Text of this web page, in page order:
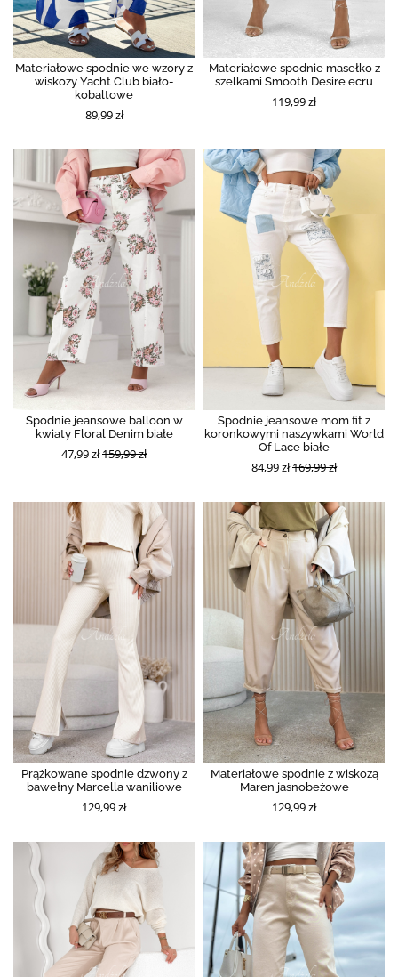
Materiałowe spodnie we wzory z
wiskozy Yacht Club biało-
kobaltowe
89,99 zł
Materiałowe spodnie masełko z
szelkami Smooth Desire ecru
119,99 zł
Spodnie jeansowe balloon w
kwiaty Floral Denim białe
47,99 zł159,99 zł
Spodnie jeansowe mom fit z
koronkowymi naszywkami World
Of Lace białe
84,99 zł169,99 zł
Prążkowane spodnie dzwony z
bawełny Marcella waniliowe
129,99 zł
Materiałowe spodnie z wiskozą
Maren jasnobeżowe
129,99 zł